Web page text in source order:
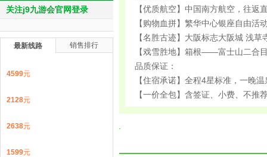
【优质航空】中国南方航空，往返
【购物血拼】繁华中心银座自由活
【名胜古迹】大阪标志大阪城 浅
【戏雪胜地】箱根——富士山二合
品质保证：
【住宿承诺】全程4星标准，一晚
【一价全包】含签证、小费、不推
关注j9九游会官网登录
最新线路 销售排行
4599元
2128元
2638元
1599元